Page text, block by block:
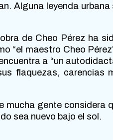
Alguna leyenda
de Cheo Pérez ha
“el maestro Cheo
a “un
flaquezas, carencias
mucha gente considera
sea nuevo bajo el sol.